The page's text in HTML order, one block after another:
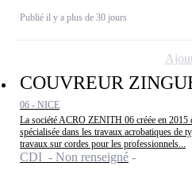
Publié il y a plus de 30 jours
COUVREUR
06 - NICE
La société ACRO ZENITH 06 créée en 2015
spécialisée dans les travaux acrobatiques de
travaux sur cordes pour les professionnels...
CDI - Non renseigné